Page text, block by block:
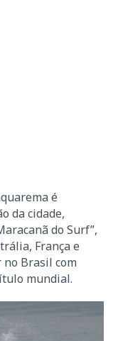
é
da cidade,
do Surf”,
França e
no Brasil com
mundial.